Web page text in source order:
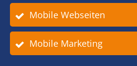
Mobile Webseiten
Mobile Marketing